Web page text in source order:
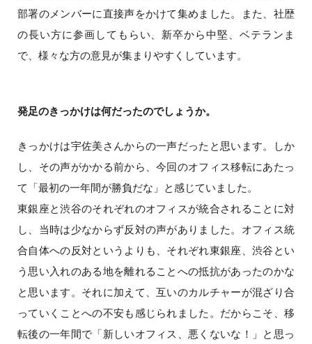
部署のメンバーに直接声をかけて集めました。また、社歴
の長い方に参画してもらい、新卒から中堅、ベテランま
で、様々な方の意見が集まりやすくしています。
発足のきっかけは何だったのでしょうか。
きっかけは宇佐美さんからの一声だったと思います。しか
し、その声がかかる前から、今回のオフィス移転にあたっ
て「最初の一年間が勝負だな」と感じていました。
東銀座と渋谷のそれぞれのオフィスが統合されることに対
し、当時は少なからず反対の声がありました。オフィス統
合自体への反対というよりも、それぞれ東銀座、渋谷とい
う思い入れのある地を離れることへの抵抗があったのかな
と思います。それに加えて、互いのカルチャーが混ざり合
っていくことへの不安も感じられました。だからこそ、移
転後の一年間で「新しいオフィス、悪くないな！」と思っ